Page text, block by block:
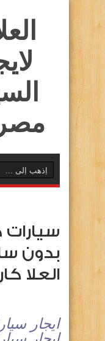
مصر
سيارات
العلا كار
ايجار